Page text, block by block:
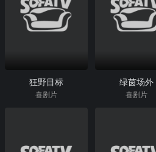
狂野目标
喜剧片
绿茵场外
喜剧片